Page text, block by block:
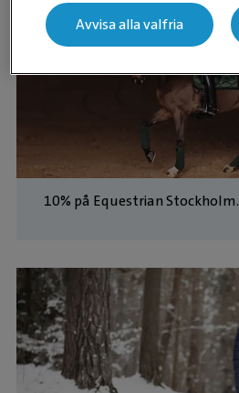
10% på Equestrian Stockholm.
Avvisa alla valfria